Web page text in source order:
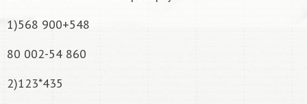
1)568 900+548
80 002-54 860
2)123*435